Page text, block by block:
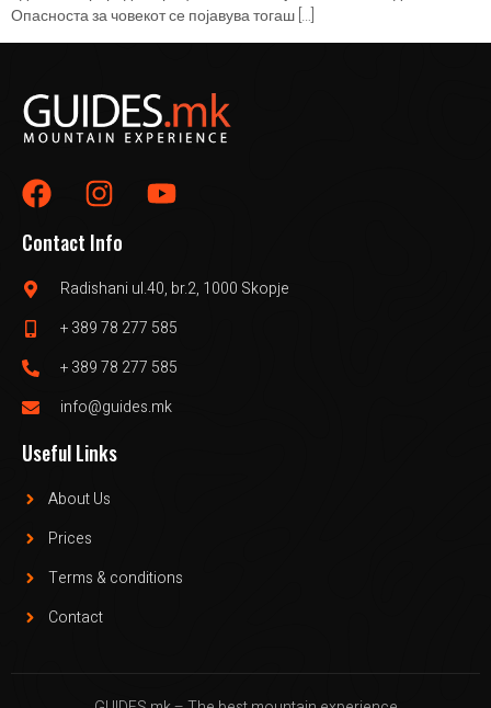
Опасноста за човекот се појавува тогаш […]
Contact Info
Radishani ul.40, br.2, 1000 Skopje
+ 389 78 277 585
+ 389 78 277 585
info@guides.mk
Useful Links
About Us
Prices
Terms & conditions
Contact